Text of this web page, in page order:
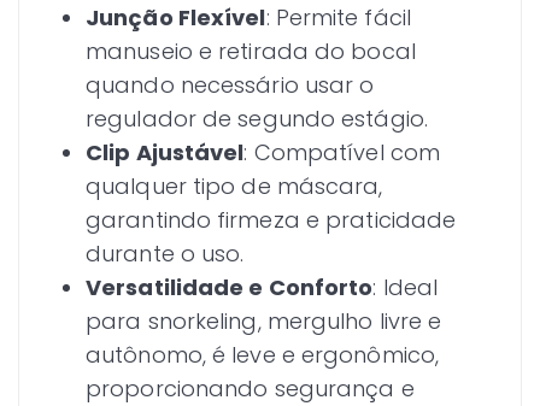
Junção Flexível: Permite fácil
manuseio e retirada do bocal
quando necessário usar o
regulador de segundo estágio.
Clip Ajustável: Compatível com
qualquer tipo de máscara,
garantindo firmeza e praticidade
durante o uso.
Versatilidade e Conforto: Ideal
para snorkeling, mergulho livre e
autônomo, é leve e ergonômico,
proporcionando segurança e